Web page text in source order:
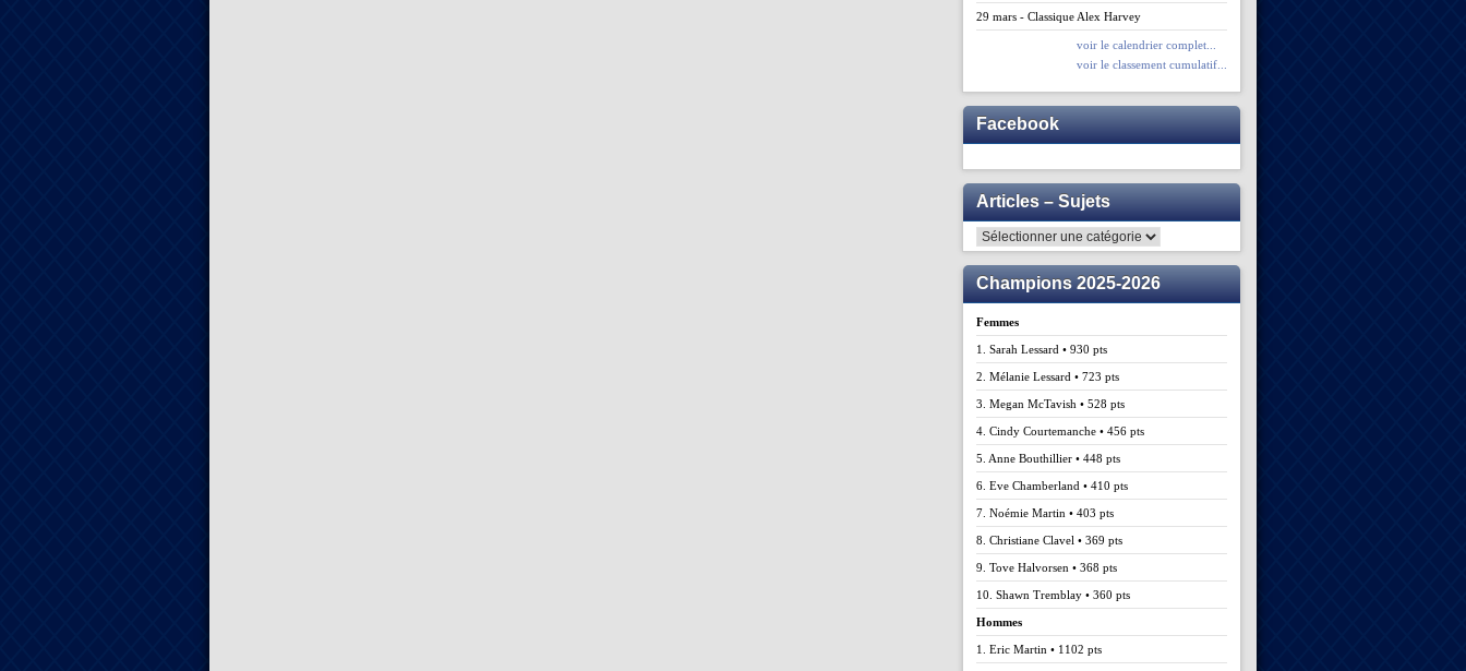
29 mars - Classique Alex Harvey
voir le calendrier complet...
voir le classement cumulatif...
Facebook
Articles – Sujets
Articles
–
Sujets
Champions 2025-2026
Femmes
1. Sarah Lessard • 930 pts
2. Mélanie Lessard • 723 pts
3. Megan McTavish • 528 pts
4. Cindy Courtemanche • 456 pts
5. Anne Bouthillier • 448 pts
6. Eve Chamberland • 410 pts
7. Noémie Martin • 403 pts
8. Christiane Clavel • 369 pts
9. Tove Halvorsen • 368 pts
10. Shawn Tremblay • 360 pts
Hommes
1. Eric Martin • 1102 pts